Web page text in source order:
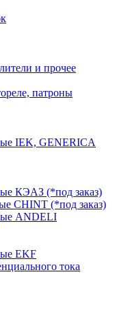
и прочее
патроны
IEK, GENERICA
КЭАЗ (*под заказ)
CHINT (*под заказ)
ANDELI
EKF
тока